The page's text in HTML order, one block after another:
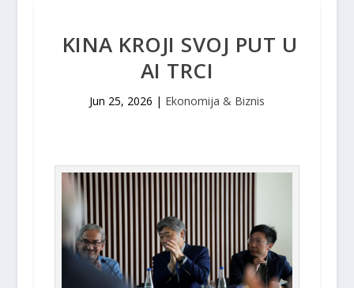
KINA KROJI SVOJ PUT U
AI TRCI
Jun 25, 2026 | Ekonomija & Biznis